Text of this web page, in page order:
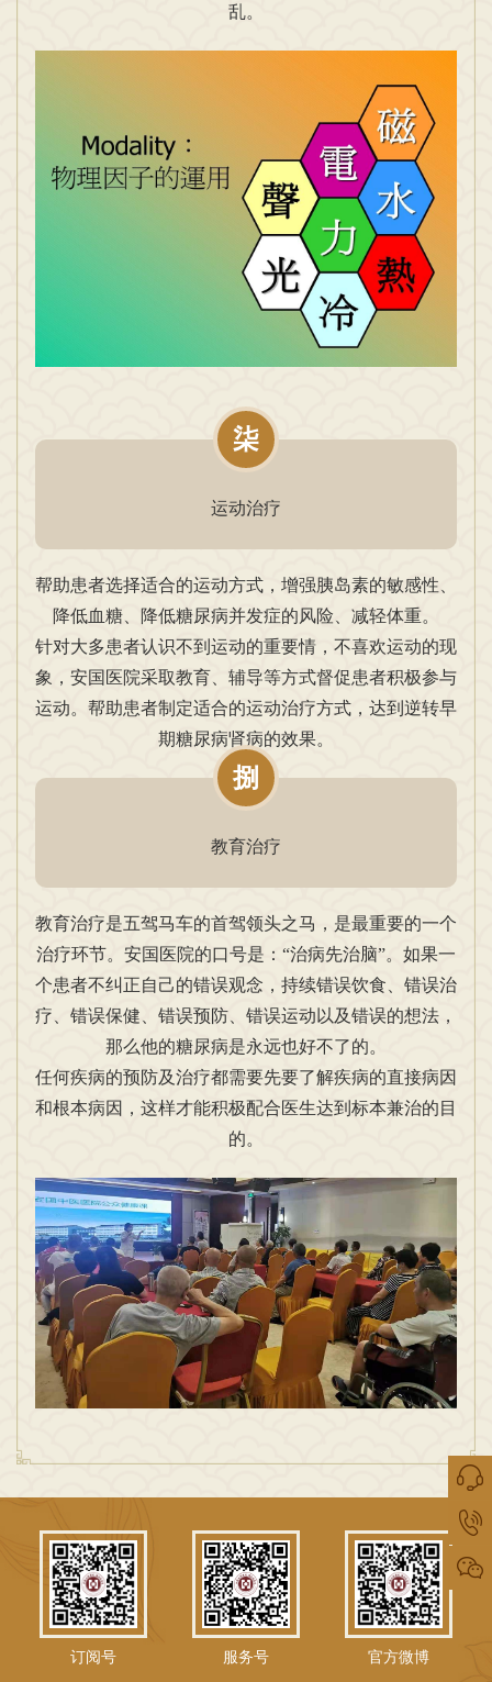
乱。
柒
运动治疗
帮助患者选择适合的运动方式，增强胰岛素的敏感性、
降低血糖、降低糖尿病并发症的风险、减轻体重。
针对大多患者认识不到运动的重要情，不喜欢运动的现
象，安国医院采取教育、辅导等方式督促患者积极参与
运动。帮助患者制定适合的运动治疗方式，达到逆转早
期糖尿病肾病的效果。
捌
教育治疗
教育治疗是五驾马车的首驾领头之马，是最重要的一个
治疗环节。安国医院的口号是：“治病先治脑”。如果一
个患者不纠正自己的错误观念，持续错误饮食、错误治
疗、错误保健、错误预防、错误运动以及错误的想法，
那么他的糖尿病是永远也好不了的。
任何疾病的预防及治疗都需要先要了解疾病的直接病因
和根本病因，这样才能积极配合医生达到标本兼治的目
的。
订阅号 服务号 官方微博